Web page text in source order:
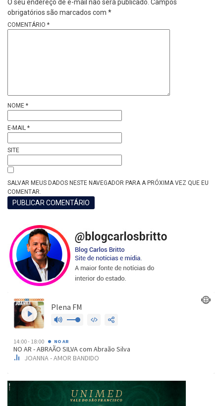
O seu endereço de e-mail não será publicado. Campos
obrigatórios são marcados com *
COMENTÁRIO *
NOME *
E-MAIL *
SITE
SALVAR MEUS DADOS NESTE NAVEGADOR PARA A PRÓXIMA VEZ QUE EU
COMENTAR.